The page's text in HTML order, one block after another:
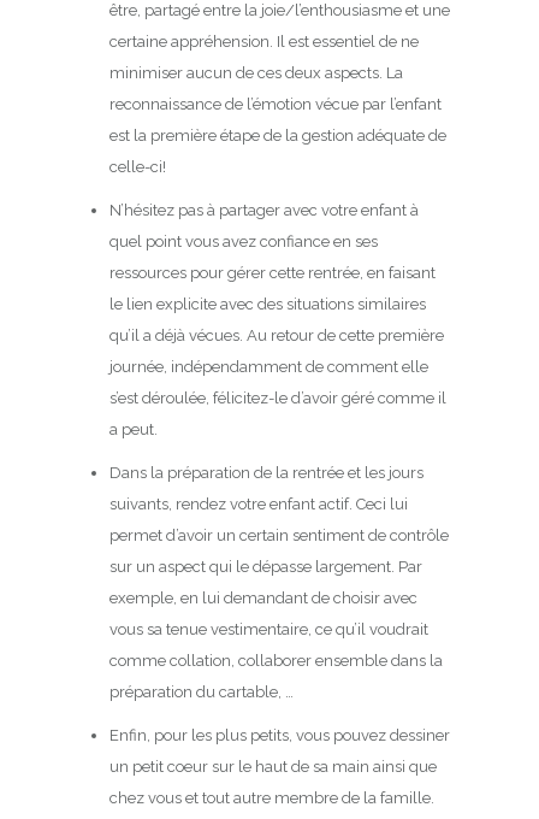
être, partagé entre la joie/l’enthousiasme et une
certaine appréhension. Il est essentiel de ne
minimiser aucun de ces deux aspects. La
reconnaissance de l’émotion vécue par l’enfant
est la première étape de la gestion adéquate de
celle-ci!
N’hésitez pas à partager avec votre enfant à
quel point vous avez confiance en ses
ressources pour gérer cette rentrée, en faisant
le lien explicite avec des situations similaires
qu’il a déjà vécues. Au retour de cette première
journée, indépendamment de comment elle
s’est déroulée, félicitez-le d’avoir géré comme il
a peut.
Dans la préparation de la rentrée et les jours
suivants, rendez votre enfant actif. Ceci lui
permet d’avoir un certain sentiment de contrôle
sur un aspect qui le dépasse largement. Par
exemple, en lui demandant de choisir avec
vous sa tenue vestimentaire, ce qu’il voudrait
comme collation, collaborer ensemble dans la
préparation du cartable, …
Enfin, pour les plus petits, vous pouvez dessiner
un petit coeur sur le haut de sa main ainsi que
chez vous et tout autre membre de la famille.